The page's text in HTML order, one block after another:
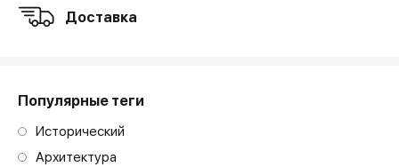
Доставка
Популярные теги
Исторический
Архитектура